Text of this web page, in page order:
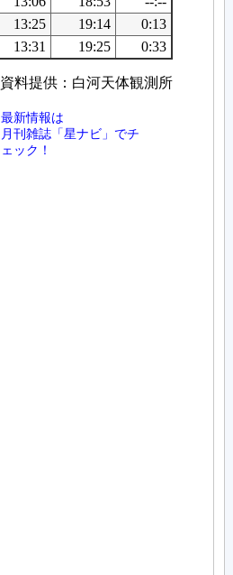
13:25 19:14
0:13
13:31 19:25 0:33
資料提供：白河天体観測所
最新情報は
月刊雑誌「星ナビ」でチ
ェック！